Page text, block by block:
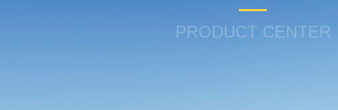
PRODUCT CENTER